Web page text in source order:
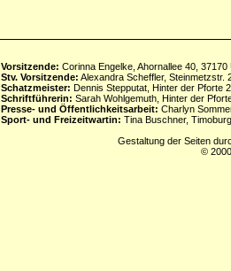
Vorsitzende: Corinna Engelke, Ahornallee 40,
Stv. Vorsitzende: Alexandra Scheffler, Steinmetzstr.
Schatzmeister: Dennis Stepputat, Hinter der Pforte
Schriftführerin: Sarah Wohlgemuth, Hinter der
Presse- und Öffentlichkeitsarbeit: Charlyn
Sport- und Freizeitwartin: Tina Buschner,
Gestaltung der Seiten
©